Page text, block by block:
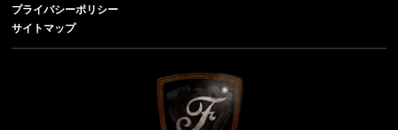
プライバシーポリシー
サイトマップ